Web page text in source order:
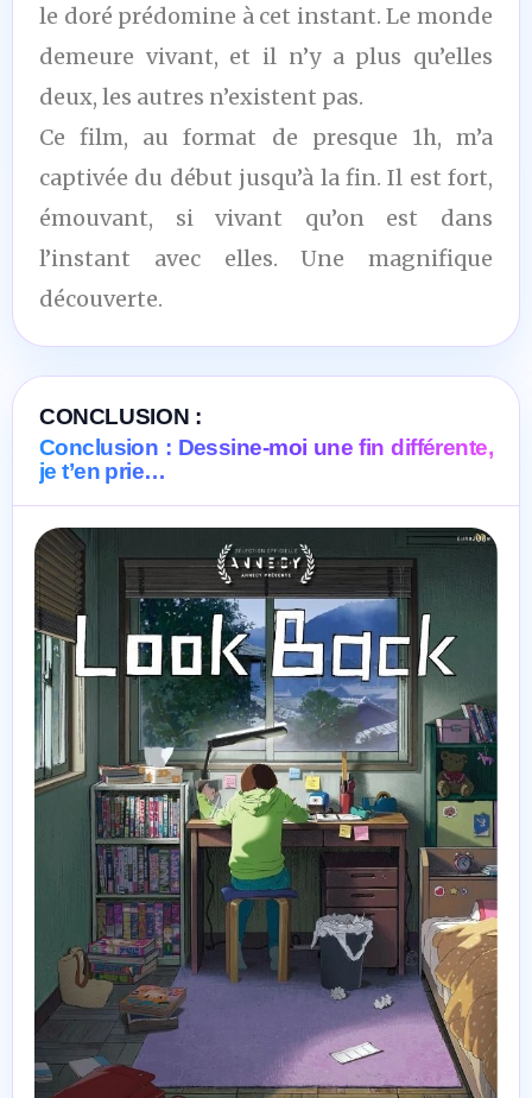
le doré prédomine à cet instant. Le monde
demeure vivant, et il n’y a plus qu’elles
deux, les autres n’existent pas.
Ce film, au format de presque 1h, m’a
captivée du début jusqu’à la fin. Il est fort,
émouvant, si vivant qu’on est dans
l’instant avec elles. Une magnifique
découverte.
CONCLUSION :
Conclusion : Dessine-moi une fin différente,
je t’en prie…